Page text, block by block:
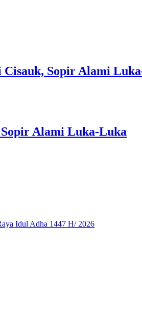
Sopir Alami
Alami Luka-Luka
Idul Adha 1447 H/ 2026